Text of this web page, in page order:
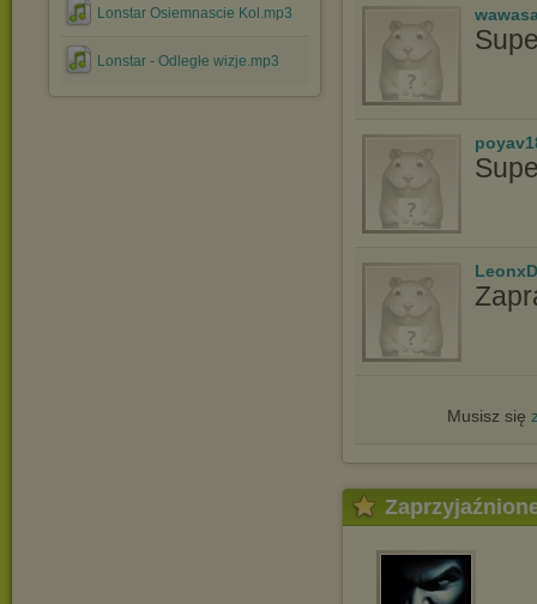
Lonstar Osiemnascie Kol.mp3
Lonstar - Odległe wizje.mp3
Musisz się